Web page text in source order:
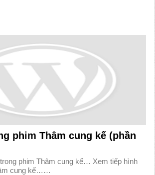
phim Thâm cung kế (phần
phim Thâm cung kế… Xem tiếp hình
cung kế……